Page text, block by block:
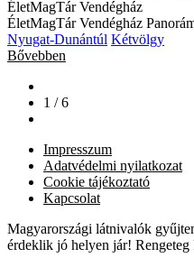
ÉletMagTár Vendégház
ÉletMagTár Vendégház
Nyugat-Dunántúl Kétvölgy
Bővebben
1 / 6
Impresszum
Adatvédelmi nyilatkozat
Cookie tájékoztató
Kapcsolat
Magyarországi látnivalók
érdeklik jó helyen jár!